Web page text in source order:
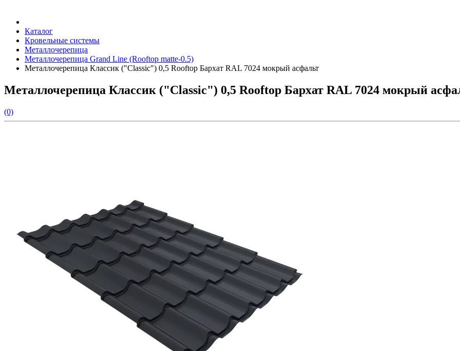
Каталог
Кровельные системы
Металлочерепица
Металлочерепица Grand Line (Rooftop matte-0.5)
Металлочерепица Классик ("Classic") 0,5 Rooftop Бархат RAL 7024 мокрый асфальт
Металлочерепица Классик ("Classic") 0,5 Rooftop Бархат RAL 7024 мокрый
(0)